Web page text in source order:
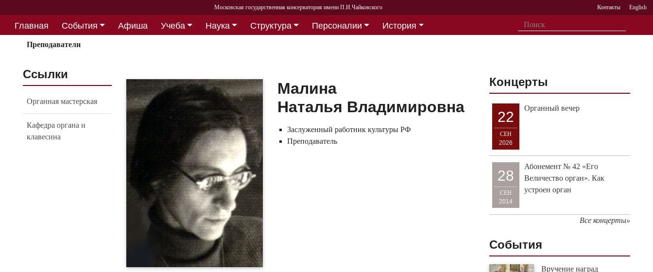
Московская государственная консерватория имени П.И.Чайковского Контакты English
Главная События Афиша Учеба Наука Структура Персоналии
История
Партнерство
Преподаватели
Ссылки
Органная мастерская
Кафедра органа и
клавесина
Малина
Наталья Владимировна
Заслуженный работник культуры РФ
Преподаватель
Концерты
22
СЕН
2026
Органный вечер
28
СЕН
2014
Абонемент № 42 «Его
Величество орган». Как
устроен орган
Все концерты»
События
Вручение наград